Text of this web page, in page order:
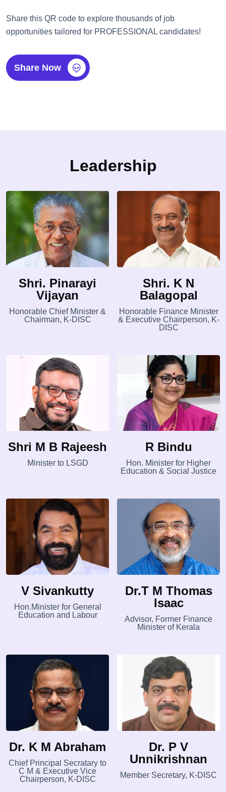
Share this QR code to explore thousands of job
opportunities tailored for PROFESSIONAL candidates!
Share Now
Leadership
Shri. Pinarayi
Vijayan
Honorable Chief Minister &
Chairman, K-DISC
Shri. K N
Balagopal
Honorable Finance Minister
& Executive Chairperson, K-
DISC
Shri M B Rajeesh
Minister to LSGD
R Bindu
Hon. Minister for Higher
Education & Social Justice
V Sivankutty
Hon.Minister for General
Education and Labour
Dr.T M Thomas
Isaac
Advisor, Former Finance
Minister of Kerala
Dr. K M Abraham
Chief Principal Secratary to
C M & Executive Vice
Chairperson, K-DISC
Dr. P V
Unnikrishnan
Member Secretary, K-DISC